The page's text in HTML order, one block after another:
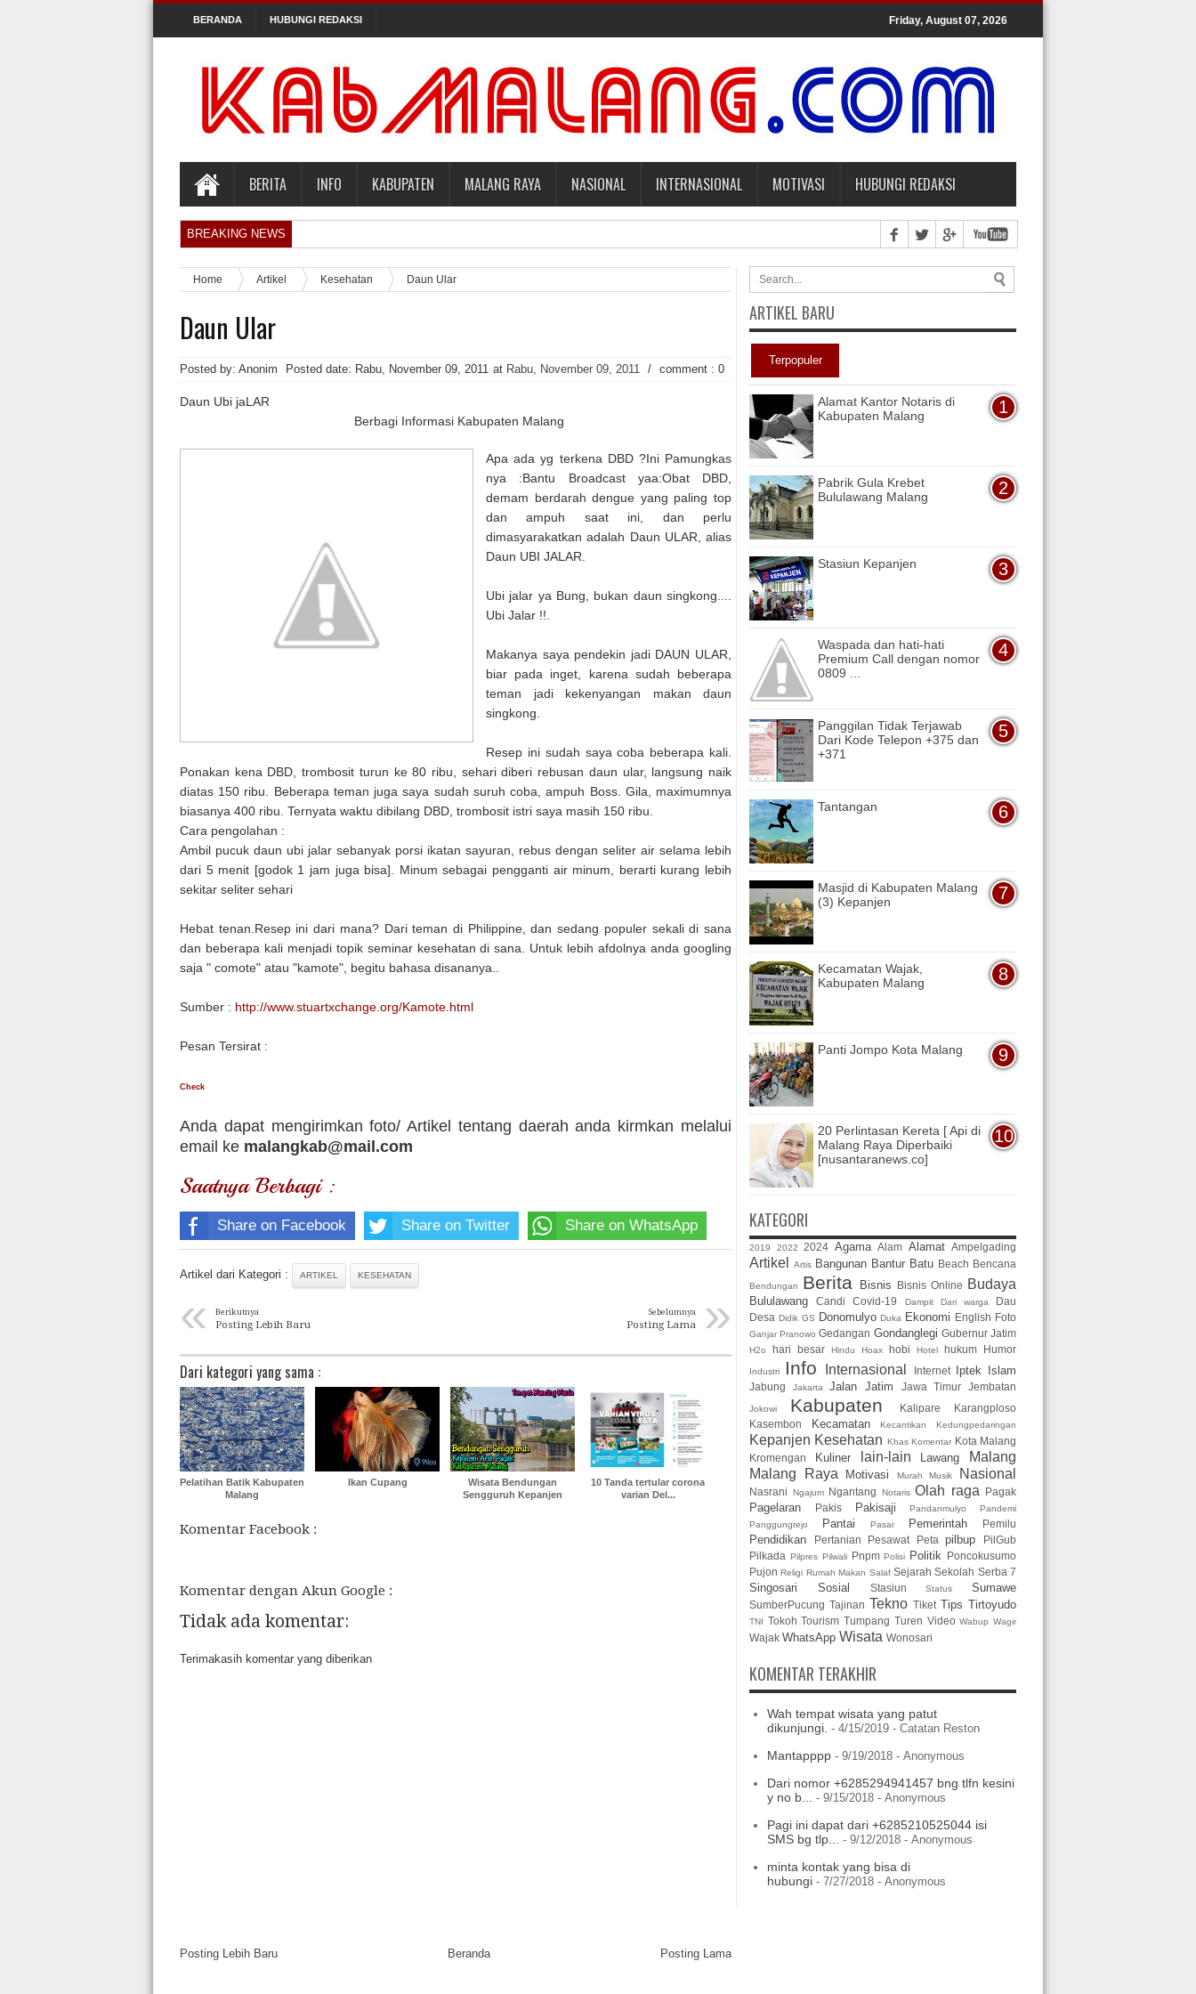
BERANDA HUBUNGI REDAKSI Friday, August 07, 2026
BERITA INFO KABUPATEN MALANG RAYA NASIONAL INTERNASIONAL MOTIVASI HUBUNGI REDAKSI
BREAKING NEWS
Sidang Pra Peradilan Roy Suryo
KPK Periksa Mantan Stafsus Menag Gus Yaqut terkait Kasus Kuota Haji [sindonews.com]
Hakim Kabulkan Sebagian Gugatan Praperadilan Roy Suryo [news.detik]
Home Artikel Kesehatan Daun Ular
Daun Ular
Posted by: Anonim Posted date: Rabu, November 09, 2011 at Rabu, November 09, 2011 / comment : 0
Daun Ubi jaLAR
Berbagi Informasi Kabupaten Malang
Apa ada yg terkena DBD ?Ini Pamungkas
nya :Bantu Broadcast yaa:Obat DBD,
demam berdarah dengue yang paling top
dan ampuh saat ini, dan perlu
dimasyarakatkan adalah Daun ULAR, alias
Daun UBI JALAR.
Ubi jalar ya Bung, bukan daun singkong....
Ubi Jalar !!.
Makanya saya pendekin jadi DAUN ULAR,
biar pada inget, karena sudah beberapa
teman jadi kekenyangan makan daun
singkong.
Resep ini sudah saya coba beberapa kali.
Ponakan kena DBD, trombosit turun ke 80 ribu, sehari diberi rebusan daun ular, langsung naik
diatas 150 ribu. Beberapa teman juga saya sudah suruh coba, ampuh Boss. Gila, maximumnya
biasanya 400 ribu. Ternyata waktu dibilang DBD, trombosit istri saya masih 150 ribu.
Cara pengolahan :
Ambil pucuk daun ubi jalar sebanyak porsi ikatan sayuran, rebus dengan seliter air selama lebih
dari 5 menit [godok 1 jam juga bisa]. Minum sebagai pengganti air minum, berarti kurang lebih
sekitar seliter sehari
Hebat tenan.Resep ini dari mana? Dari teman di Philippine, dan sedang populer sekali di sana
dan beberapa kali menjadi topik seminar kesehatan di sana. Untuk lebih afdolnya anda googling
saja " comote" atau "kamote", begitu bahasa disananya..
Sumber : http://www.stuartxchange.org/Kamote.html
Pesan Tersirat :
Check
Anda dapat mengirimkan foto/ Artikel tentang daerah anda kirmkan melalui
email ke malangkab@mail.com
Saatnya Berbagi :
Share on Facebook Share on Twitter Share on WhatsApp
Artikel dari Kategori : ARTIKEL KESEHATAN
« Berikutnya
Posting Lebih Baru »
Sebelumnya
Posting Lama
Dari kategori yang sama :
Pelatihan Batik Kabupaten
Malang
Ikan Cupang
Wisata Bendungan
Sengguruh Kepanjen
10 Tanda tertular corona
varian Del...
Komentar Facebook :
Komentar dengan Akun Google :
Tidak ada komentar:
Terimakasih komentar yang diberikan
Posting Lebih Baru Posting Lama
Beranda
ARTIKEL BARU
Terpopuler
Alamat Kantor Notaris di
Kabupaten Malang
Pabrik Gula Krebet
Bululawang Malang
Stasiun Kepanjen
Waspada dan hati-hati
Premium Call dengan nomor
0809 ...
Panggilan Tidak Terjawab
Dari Kode Telepon +375 dan
+371
Tantangan
Masjid di Kabupaten Malang
(3) Kepanjen
Kecamatan Wajak,
Kabupaten Malang
Panti Jompo Kota Malang
20 Perlintasan Kereta [ Api di
Malang Raya Diperbaiki
[nusantaranews.co]
KATEGORI
2019 2022 2024 Agama Alam Alamat Ampelgading
Artikel Artis Bangunan Bantur Batu Beach Bencana
Bendungan Berita Bisnis Bisnis Online Budaya
Bululawang Candi Covid-19 Dampit Dari warga
Dau
Desa Didik GS Donomulyo Duka Ekonomi English Foto
Ganjar Pranowo Gedangan Gondanglegi Gubernur Jatim
H2o hari besar Hindu Hoax hobi Hotel hukum Humor
Industri Info Internasional Internet Iptek Islam
Jabung Jakarta Jalan Jatim Jawa Timur Jembatan
Jokowi Kabupaten Kalipare
Karangploso
Kasembon
Kecamatan Kecantikan Kedungpedaringan
Kepanjen Kesehatan Khas Komentar Kota Malang
Kromengan
Kuliner lain-lain Lawang
Malang
Malang Raya
Motivasi Murah Musik Nasional
Nasrani Ngajum Ngantang Notaris Olah raga Pagak
Pagelaran Pakis Pakisaji Pandanmulyo
Pandemi
Panggungrejo
Pantai Pasar Pemerintah Pemilu
Pendidikan Pertanian Pesawat Peta pilbup
PilGub
Pilkada Pilpres Pilwali Pnpm Polisi Politik
Poncokusumo
Pujon Religi Rumah Makan Salaf Sejarah Sekolah Serba 7
Singosari Sosial Stasiun Status Sumawe
SumberPucung Tajinan Tekno Tiket Tips Tirtoyudo
TNI Tokoh Tourism Tumpang Turen Video Wabup Wagir
Wajak WhatsApp Wisata Wonosari
KOMENTAR TERAKHIR
Wah tempat wisata yang patut
dikunjungi. - 4/15/2019 - Catatan Reston
Mantapppp - 9/19/2018 - Anonymous
Dari nomor +6285294941457 bng tlfn kesini
y no b...
- 9/15/2018 - Anonymous
Pagi ini dapat dari +6285210525044 isi
SMS bg tlp...
- 9/12/2018 - Anonymous
minta kontak yang bisa di
hubungi - 7/27/2018 - Anonymous